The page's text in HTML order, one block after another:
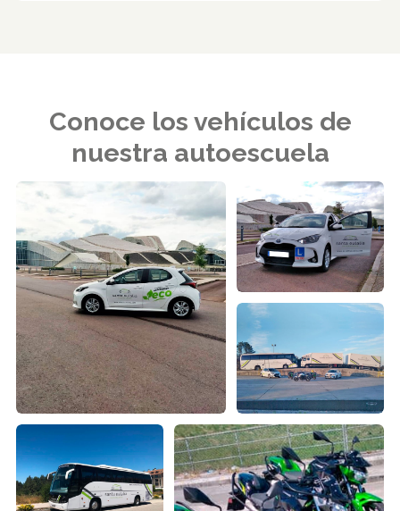
Conoce los vehículos de
nuestra autoescuela